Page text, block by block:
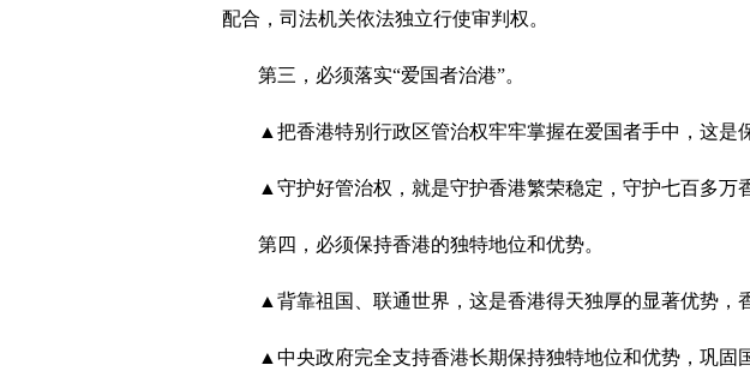
配合，司法机关依法独立行使审判权。
第三，必须落实“爱国者治港”。
▲把香港特别行政区管治权牢牢掌握在爱国者手中，这是
▲守护好管治权，就是守护香港繁荣稳定，守护七百多万
第四，必须保持香港的独特地位和优势。
▲背靠祖国、联通世界，这是香港得天独厚的显著优势，
▲中央政府完全支持香港长期保持独特地位和优势，巩